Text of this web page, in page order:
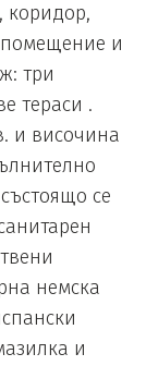
коридор,
помещение и
три
тераси .
и височина
се
немска
и